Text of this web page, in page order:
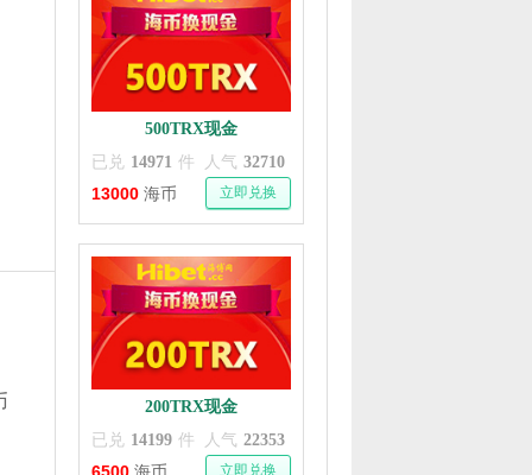
500TRX现金
人气 32710
已兑 14971 件
13000 海币 立即兑换
200TRX现金
人气 22353
已兑 14199 件
立即兑换